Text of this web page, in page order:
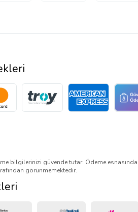
bilgilerinizi güvende tutar. Ödeme
görünmemektedir.